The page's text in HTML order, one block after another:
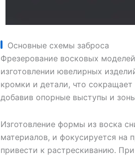
Основные схемы заброса
Фрезерование восковых
изготовлении ювелирных
кромки и детали, что сокращает
добавив опорные выступы и
Изготовление формы из воска
материалов, и фокусируется на
привести к растрескиванию.